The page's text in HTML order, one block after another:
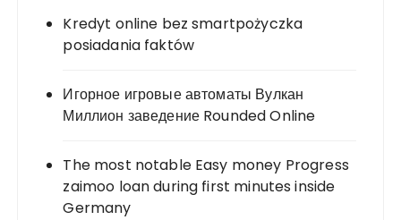
Kredyt online bez smartpożyczka
posiadania faktów
Игорное игровые автоматы Вулкан
Миллион заведение Rounded Online
The most notable Easy money Progress
zaimoo loan during first minutes inside
Germany